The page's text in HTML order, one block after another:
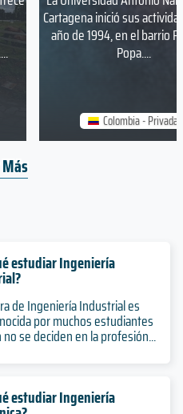
estudiar Ingeniería
de Ingeniería Industrial es
por muchos estudiantes
se deciden en la profesión...
estudiar Ingeniería
Colombia - Privada
Cartagena inició sus
año de 1994, en el barrio
Popa....